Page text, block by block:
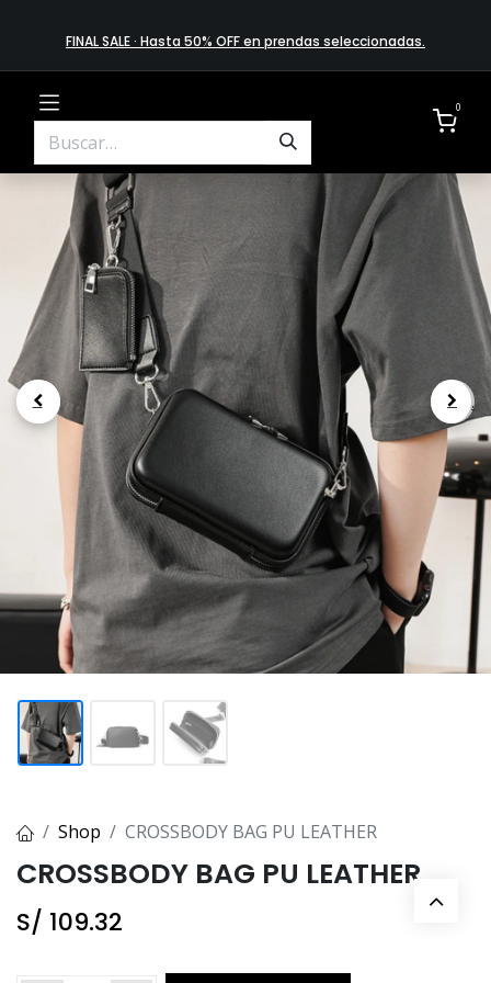
FINAL SALE · Hasta 50% OFF en prendas​ selecciona​das.
0
.
Shop CROSSBODY BAG PU LEATHER
CROSSBODY BAG PU LEATHER
S/ 109.32